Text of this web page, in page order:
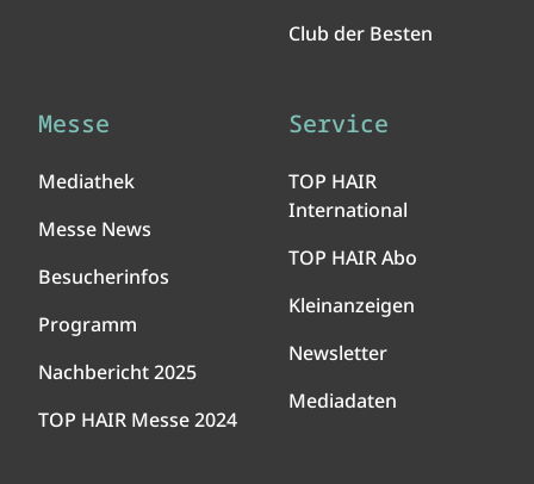
Club der Besten
Messe
Mediathek
Messe News
Besucherinfos
Programm
Nachbericht 2025
TOP HAIR Messe 2024
Service
TOP HAIR
International
TOP HAIR Abo
Kleinanzeigen
Newsletter
Mediadaten